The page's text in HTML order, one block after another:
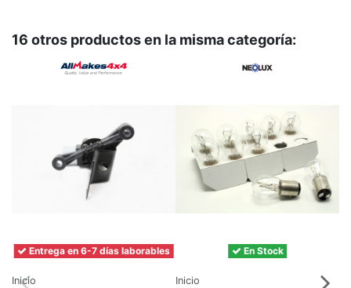
16 otros productos en la misma categoría:
Entrega en 6-7 días laborables
Inicio
En Stock
Inicio